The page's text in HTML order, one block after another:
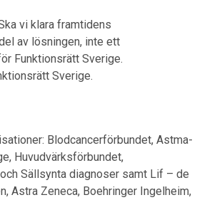
vi klara framtidens
av lösningen, inte ett
Funktionsrätt Sverige.
Sverige.
Blodcancerförbundet, Astma-
Huvudvärksförbundet,
Sällsynta diagnoser samt Lif – de
Astra Zeneca, Boehringer Ingelheim,